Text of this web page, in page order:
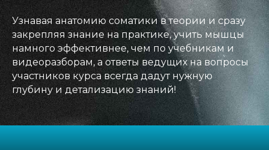
Узнавая анатомию соматики в теории и сразу
закрепляя знание на практике, учить мышцы
намного эффективнее, чем по учебникам и
видеоразборам, а ответы ведущих на вопросы
участников курса всегда дадут нужную
глубину и детализацию знаний!